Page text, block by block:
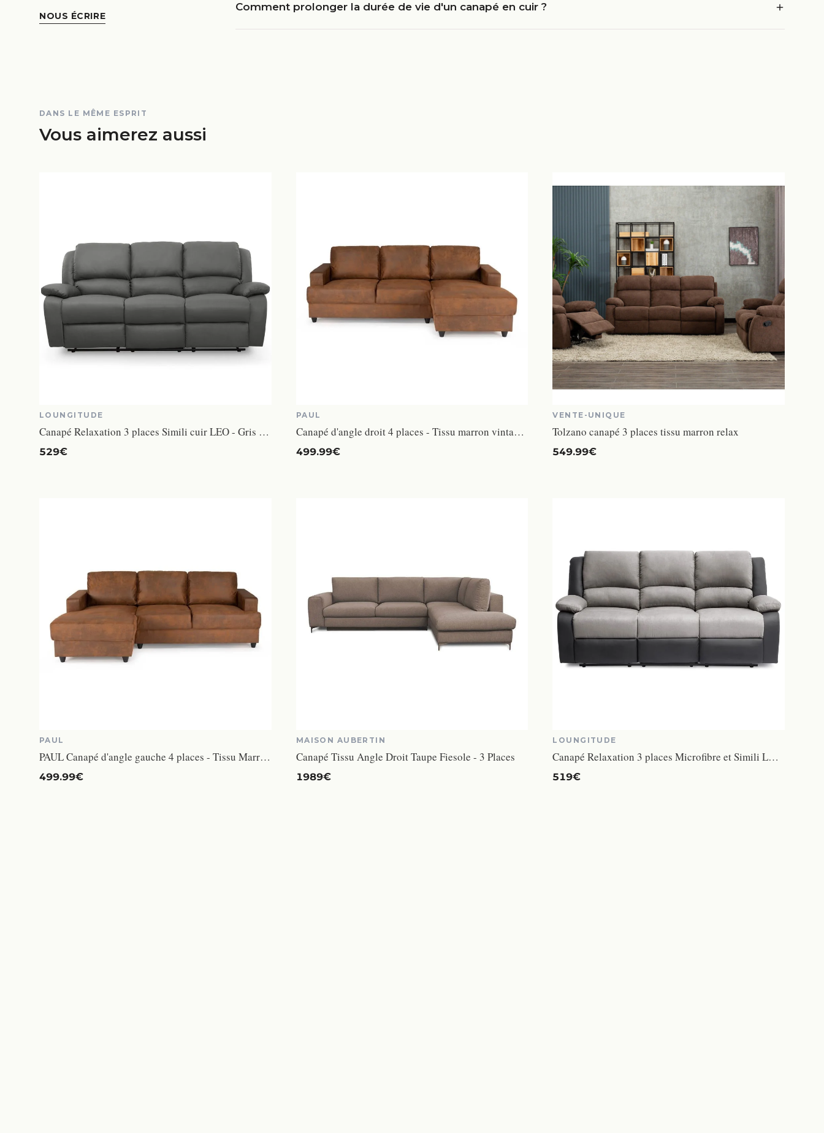
NOUS ÉCRIRE
Comment prolonger la durée de vie d'un canapé en cuir ?
DANS LE MÊME ESPRIT
Vous aimerez aussi
LOUNGITUDE
Canapé Relaxation 3 places Simili cuir LEO - Gris - L193 x 93 x 96cm - LOUNGITUDE
529€
PAUL
Canapé d'angle droit 4 places - Tissu marron vintage - Contemporain - L 215 x P 140 x H 86 cm - PAUL
499.99€
VENTE-UNIQUE
Tolzano canapé 3 places tissu marron relax
549.99€
PAUL
PAUL Canapé d'angle gauche 4 places - Tissu Marron vintage - Contemporain - L 215 x P 140 cm - Fabriqué en Ukraine
499.99€
MAISON AUBERTIN
Canapé Tissu Angle Droit Taupe Fiesole - 3 Places
1989€
LOUNGITUDE
Canapé Relaxation 3 places Microfibre et Simili LEO - Gris et Noir - L193 x 93 x 96cm - LOUNGITUDE
519€